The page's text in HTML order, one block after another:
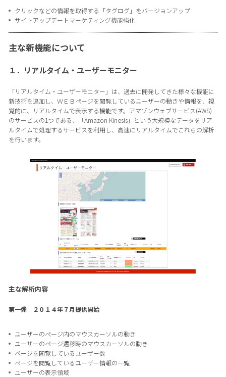
クリックなどの情報を取得する「タグログ」をバージョンアップ
サイトアップデートマーケティング機能強化
主な新機能について
１．リアルタイム・ユーザーモニター
「リアルタイム・ユーザーモニター」は、過去に開発してきた様々な機能に
新技術を追加し、ＷＥＢページを閲覧しているユーザーの動きや情報を、視
覚的に、リアルタイムで表示する機能です。アマゾンウェブサービス(AWS)
のサービスの1つである、「Amazon Kinesis」という大規模なデータをリア
ルタイムで処理するサービスを利用し、高速にリアルタイムでこれらの解析
を行います。
主な解析内容
第一弾 ２０１４年７月提供開始
ユーザーのページ内のマウスカーソルの動き
ユーザーのページ遷移時のマウスカーソルの動き
ページを閲覧しているユーザー数
ページを閲覧しているユーザー情報の一覧
ユーザーの表示領域